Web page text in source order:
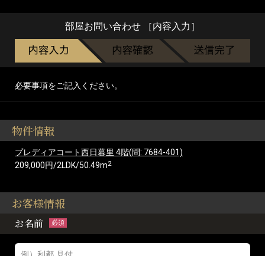
部屋お問い合わせ ［内容入力］
必要事項をご記入ください。
物件情報
プレディアコート西日暮里 4階(問: 7684-401)
209,000円/2LDK/50.49m2
お客様情報
お名前 必須